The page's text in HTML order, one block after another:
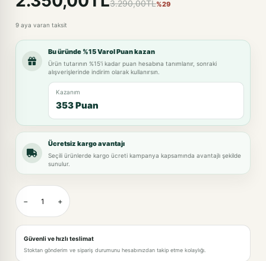
3.290,00TL%29
9 aya varan taksit
Bu üründe %15 Varol Puan kazan
Ürün tutarının %15'i kadar puan hesabına tanımlanır, sonraki
alışverişlerinde indirim olarak kullanırsın.
Kazanım
353 Puan
Ücretsiz kargo avantajı
Seçili ürünlerde kargo ücreti kampanya kapsamında avantajlı şekilde
sunulur.
− +
Güvenli ve hızlı teslimat
Stoktan gönderim ve sipariş durumunu hesabınızdan takip etme kolaylığı.